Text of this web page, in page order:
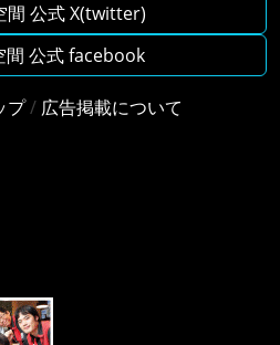
公式 X(twitter)
公式 facebook
プ/ 広告掲載について